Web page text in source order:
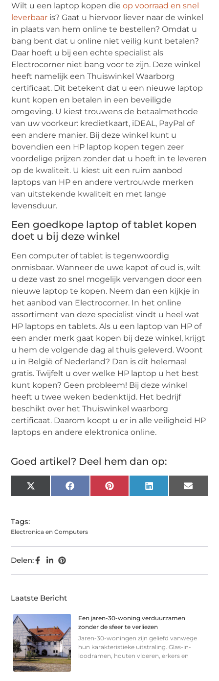
Wilt u een laptop kopen dieop voorraad en snel
leverbaar is? Gaat u hiervoor liever naar de winkel
in plaats van hem online te bestellen? Omdat u
bang bent dat u online niet veilig kunt betalen?
Daar hoeft u bij een echte specialist als
Electrocorner niet bang voor te zijn. Deze winkel
heeft namelijk een Thuiswinkel Waarborg
certificaat. Dit betekent dat u een nieuwe laptop
kunt kopen en betalen in een beveiligde
omgeving. U kiest trouwens de betaalmethode
van uw voorkeur: kredietkaart, iDEAL, PayPal of
een andere manier. Bij deze winkel kunt u
bovendien een HP laptop kopen tegen zeer
voordelige prijzen zonder dat u hoeft in te leveren
op de kwaliteit. U kiest uit een ruim aanbod
laptops van HP en andere vertrouwde merken
van uitstekende kwaliteit en met lange
levensduur.
Een goedkope laptop of tablet kopen
doet u bij deze winkel
Een computer of tablet is tegenwoordig
onmisbaar. Wanneer de uwe kapot of oud is, wilt
u deze vast zo snel mogelijk vervangen door een
nieuwe laptop te kopen. Neem dan een kijkje in
het aanbod van Electrocorner. In het online
assortiment van deze specialist vindt u heel wat
HP laptops en tablets. Als u een laptop van HP of
een ander merk gaat kopen bij deze winkel, krijgt
u hem de volgende dag al thuis geleverd. Woont
u in België of Nederland? Dan is dit helemaal
gratis. Twijfelt u over welke HP laptop u het best
kunt kopen? Geen probleem! Bij deze winkel
heeft u twee weken bedenktijd. Het bedrijf
beschikt over het Thuiswinkel waarborg
certificaat. Daarom koopt u er in alle veiligheid HP
laptops en andere elektronica online.
Goed artikel? Deel hem dan op:
X
(Twitter)
Facebook Pinterest LinkedIn Email
Tags:
Electronica en Computers
Delen:
Laatste Bericht
Een jaren-30-woning verduurzamen
zonder de sfeer te verliezen
Jaren-30-woningen zijn geliefd vanwege
hun karakteristieke uitstraling. Glas-in-
loodramen, houten vloeren, erkers en